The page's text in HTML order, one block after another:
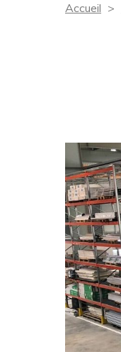
Accueil